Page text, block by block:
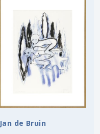
Jan de Bruin